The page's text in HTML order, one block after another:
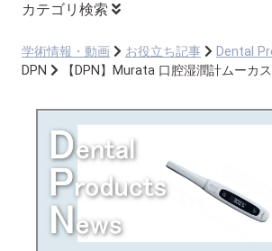
カテゴリ検索
学術情報・動画 お役立ち記事
Dental
DPN
【DPN】Murata 口腔湿潤計ムーカ